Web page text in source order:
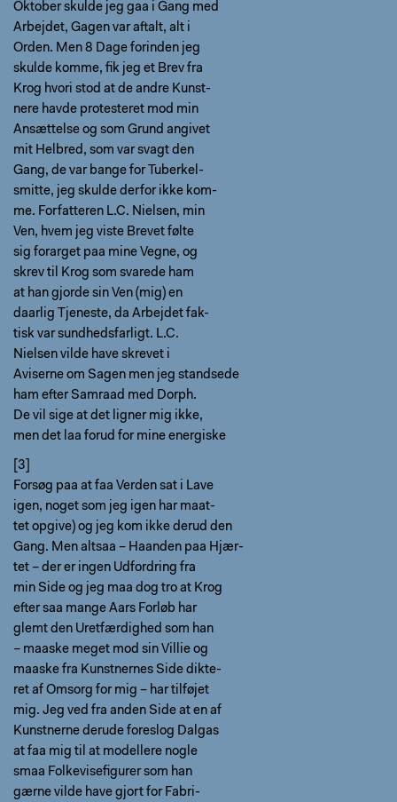
Oktober skulde jeg gaa i Gang med
Arbejdet, Gagen var aftalt, alt i
Orden. Men 8 Dage forinden jeg
skulde komme, fik jeg et Brev fra
Krog hvori stod at de andre Kunst-
nere havde protesteret mod min
Ansættelse og som Grund angivet
mit Helbred, som var svagt den
Gang, de var bange for Tuberkel-
smitte, jeg skulde derfor ikke kom-
me. Forfatteren L.C. Nielsen, min
Ven, hvem jeg viste Brevet følte
sig forarget paa mine Vegne, og
skrev til Krog som svarede ham
at han gjorde sin Ven (mig) en
daarlig Tjeneste, da Arbejdet fak-
tisk var sundhedsfarligt. L.C.
Nielsen vilde have skrevet i
Aviserne om Sagen men jeg standsede
ham efter Samraad med Dorph.
De vil sige at det ligner mig ikke,
men det laa forud for mine energiske
[3]
Forsøg paa at faa Verden sat i Lave
igen, noget som jeg igen har maat-
tet opgive) og jeg kom ikke derud den
Gang. Men altsaa – Haanden paa Hjær-
tet – der er ingen Udfordring fra
min Side og jeg maa dog tro at Krog
efter saa mange Aars Forløb har
glemt den Uretfærdighed som han
– maaske meget mod sin Villie og
maaske fra Kunstnernes Side dikte-
ret af Omsorg for mig – har tilføjet
mig. Jeg ved fra anden Side at en af
Kunstnerne derude foreslog Dalgas
at faa mig til at modellere nogle
smaa Folkevisefigurer som han
gærne vilde have gjort for Fabri-